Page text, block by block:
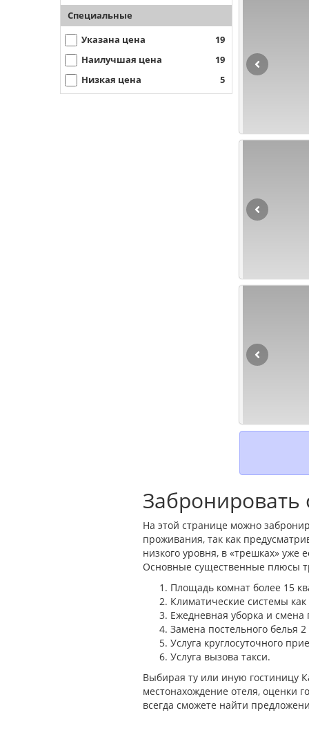
Специальные
Указана цена
19
Наилучшая цена
19
Низкая цена
5
Забронировать
На этой странице можно
проживания, так как
низкого уровня, в «трешках»
Основные существенные плюсы
Площадь комнат более 15
Климатические системы
Ежедневная уборка и смена
Замена постельного белья
Услуга круглосуточного
Услуга вызова такси.
Выбирая ту или иную гостиницу
местонахождение отеля, оценки
всегда сможете найти